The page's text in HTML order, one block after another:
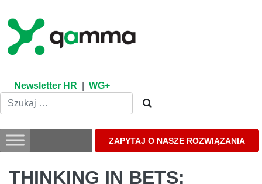
content
Newsletter HR WG+
ZAPYTAJ O NASZE ROZWIĄZANIA
THINKING IN BETS: